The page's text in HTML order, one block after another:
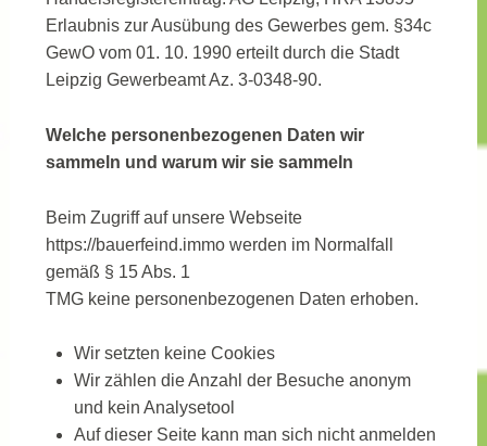
Erlaubnis zur Ausübung des Gewerbes gem. §34c
GewO vom 01. 10. 1990 erteilt durch die Stadt
Leipzig Gewerbeamt Az. 3-0348-90.
Welche personenbezogenen Daten wir
sammeln und warum wir sie sammeln
Beim Zugriff auf unsere Webseite
https://bauerfeind.immo werden im Normalfall
gemäß § 15 Abs. 1
TMG keine personenbezogenen Daten erhoben.
Wir setzten keine Cookies
Wir zählen die Anzahl der Besuche anonym
und kein Analysetool
Auf dieser Seite kann man sich nicht anmelden